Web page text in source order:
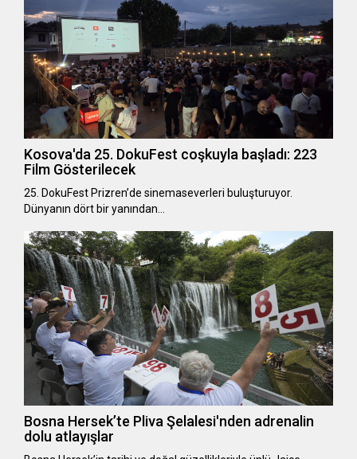
Kosova'da 25. DokuFest coşkuyla başladı: 223
Film Gösterilecek
25. DokuFest Prizren’de sinemaseverleri buluşturuyor.
Dünyanın dört bir yanından…
Bosna Hersek’te Pliva Şelalesi'nden adrenalin
dolu atlayışlar